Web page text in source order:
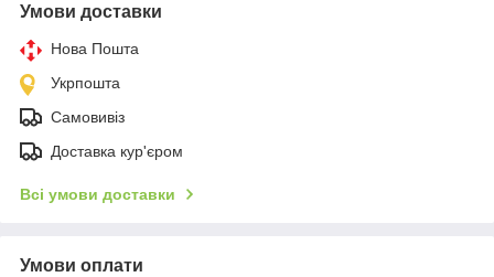
Умови доставки
Нова Пошта
Укрпошта
Самовивіз
Доставка кур'єром
Всі умови доставки
Умови оплати